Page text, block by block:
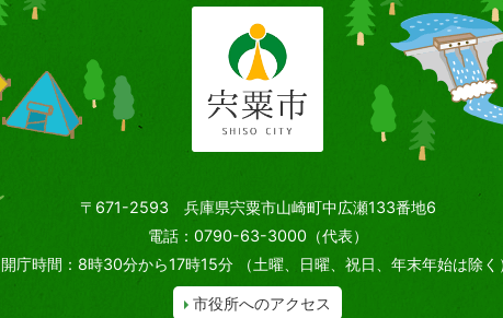
〒671-2593 兵庫県宍粟市山崎町中広瀬133番地6
電話：0790-63-3000（代表）
開庁時間：8時30分から17時15分
（土曜、日曜、祝日、年末年始は除く
市役所へのアクセス